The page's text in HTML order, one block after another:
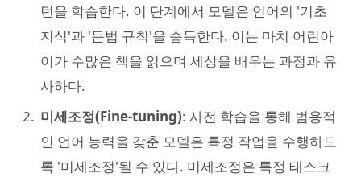
턴을 학습한다. 이 단계에서 모델은 언어의 '기초
지식'과 '문법 규칙'을 습득한다. 이는 마치 어린아
이가 수많은 책을 읽으며 세상을 배우는 과정과 유
사하다.
미세조정(Fine-tuning): 사전 학습을 통해 범용적
인 언어 능력을 갖춘 모델은 특정 작업을 수행하도
록 '미세조정'될 수 있다. 미세조정은 특정 태스크